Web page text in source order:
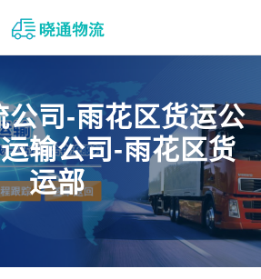
公司-雨花区货运公
输公司-雨花区货
运部